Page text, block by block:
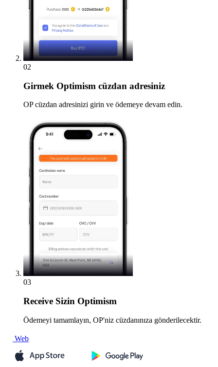
02
Girmek Optimism cüzdan adresiniz
OP cüzdan adresinizi girin ve ödemeye devam edin.
03
Receive Sizin Optimism
Ödemeyi tamamlayın, OP'niz cüzdanınıza gönderilecektir.
Web